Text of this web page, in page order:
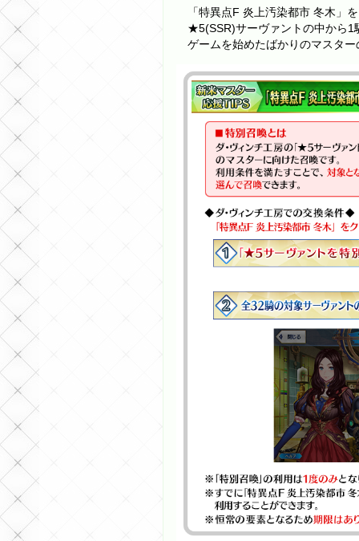
「特異点F 炎上汚染都市 冬木」
★5(SSR)サーヴァントの中から1
ゲームを始めたばかりのマスタ